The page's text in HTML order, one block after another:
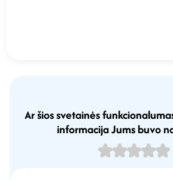
Ar šios svetainės
informacija Jums buvo